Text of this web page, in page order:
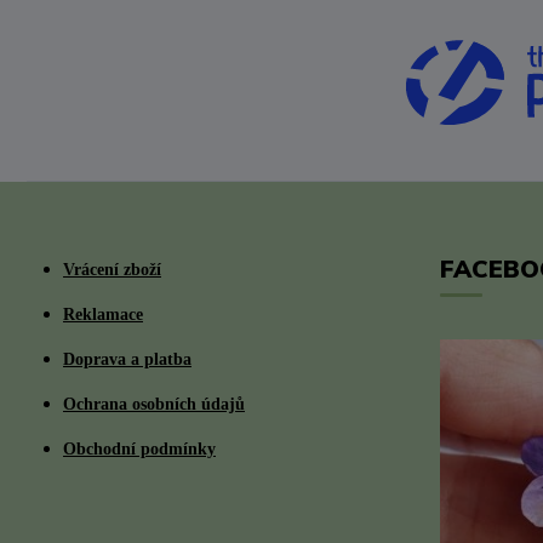
Vrácení zboží
Reklamace
Doprava a platba
Ochrana osobních údajů
Obchodní podmínky